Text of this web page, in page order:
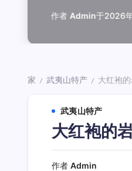
作者 Admin于
作者 Admin于
作者 Admin于
作者 Admin于
作者 Admin于
作者 Admin于
作者 Admin于
作者 Admin于2026
Admin于2026年7月
Admin于2026年7月
Admin于2026年7月
Admin于2026年7月
Admin于2026年7月
Admin于2026年7月
Admin于2026年7月
Admin于2026年7月
Admin于2026年7月
Admin于2026年7月
家 / 武夷山特产 / 大红袍
武夷山特产
大红袍的
作者 Admin